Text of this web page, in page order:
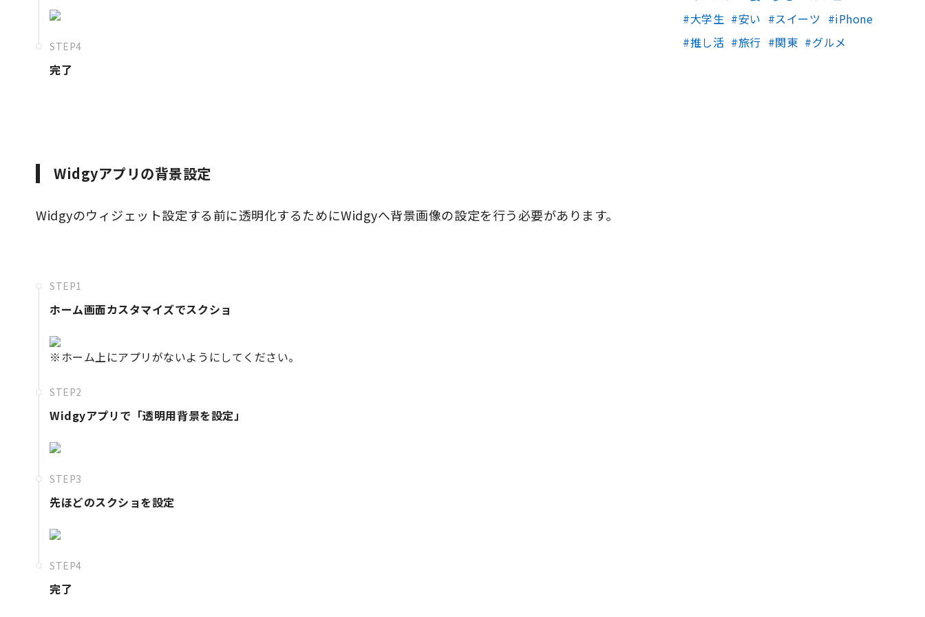
STEP4
完了
Widgyアプリの背景設定
Widgyのウィジェット設定する前に透明化するためにWidgyへ背景画像の設定を行う必要があります。
STEP1
ホーム画面カスタマイズでスクショ
※ホーム上にアプリがないようにしてください。
STEP2
Widgyアプリで「透明用背景を設定」
STEP3
先ほどのスクショを設定
STEP4
完了
大学生
安い スイーツ
iPhone
推し活
旅行 関東 グルメ